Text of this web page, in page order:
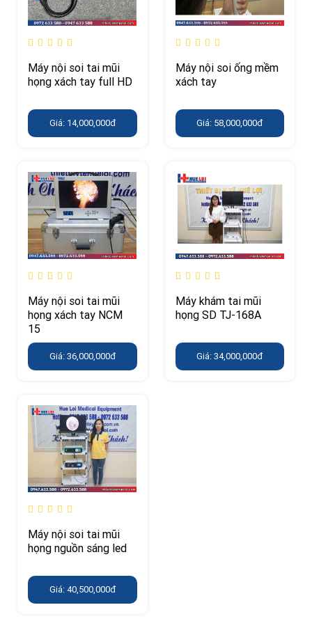
Máy nội soi tai mũi
họng xách tay full HD
Giá: 14,000,000đ
Máy nội soi ống mềm
xách tay
Giá: 58,000,000đ
Máy nội soi tai mũi
họng xách tay NCM
15
Giá: 36,000,000đ
Máy khám tai mũi
họng SD TJ-168A
Giá: 34,000,000đ
Máy nội soi tai mũi
họng nguồn sáng led
Giá: 40,500,000đ